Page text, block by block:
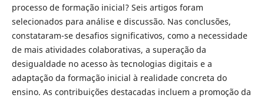
processo de formação inicial? Seis artigos foram
selecionados para análise e discussão. Nas conclusões,
constataram-se desafios significativos, como a necessidade
de mais atividades colaborativas, a superação da
desigualdade no acesso às tecnologias digitais e a
adaptação da formação inicial à realidade concreta do
ensino. As contribuições destacadas incluem a promoção da